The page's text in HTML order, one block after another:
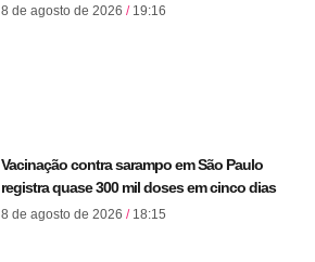
8 de agosto de 2026 19:16
Vacinação contra sarampo em São Paulo
registra quase 300 mil doses em cinco dias
8 de agosto de 2026 18:15